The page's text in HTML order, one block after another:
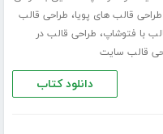
طراحی قالب های پویا، طراحی قالب
با فتوشاپ، طراحی قالب در
قالب سایت
دانلود کتاب